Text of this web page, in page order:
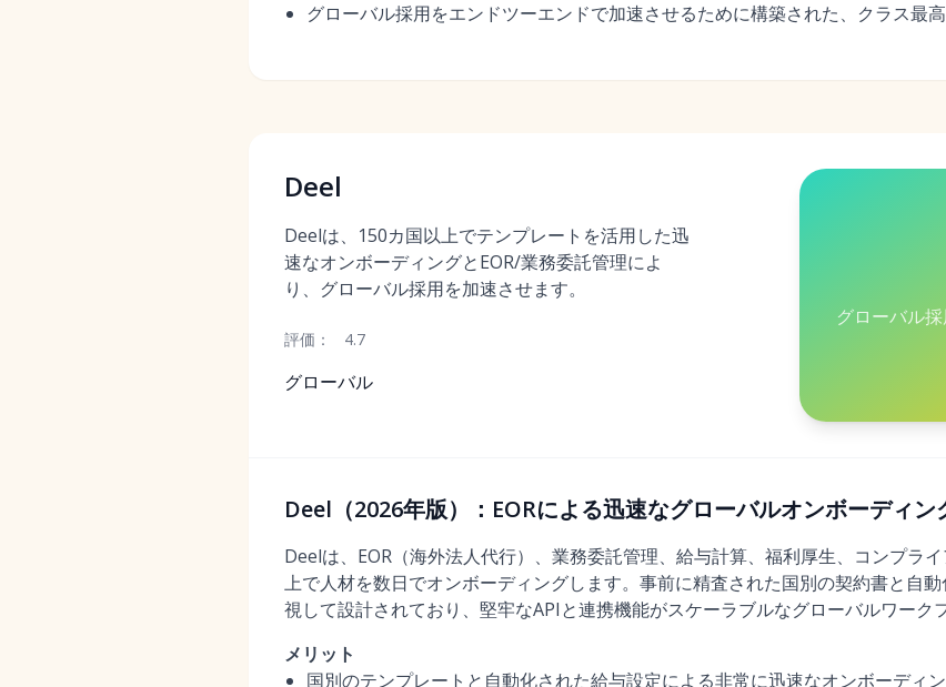
グローバル採用をエンドツーエンドで加速させるために構築された、クラス最
Deel
Deelは、150カ国以上でテンプレートを活用した迅
速なオンボーディングとEOR/業務委託管理によ
り、グローバル採用を加速させます。
評価： 4.7
グローバル
グローバル
Deel（2026年版）：EORによる迅速なグローバルオンボーディン
Deelは、EOR（海外法人代行）、業務委託管理、給与計算、福利厚生、コンプラ
上で人材を数日でオンボーディングします。事前に精査された国別の契約書と自
視して設計されており、堅牢なAPIと連携機能がスケーラブルなグローバルワーク
メリット
国別のテンプレートと自動化された給与設定による非常に迅速なオンボーディ